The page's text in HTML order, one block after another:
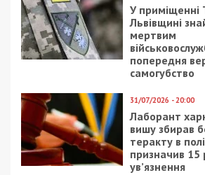
У
Львівщині
мертвим
попередня
самогубство
31/07/2026 - 20:00
Лаборант
вишу збирав
теракту в
призначив 15
ув’язнення